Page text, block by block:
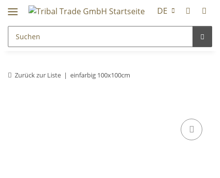
DE
Zurück zur Liste einfarbig 100x100cm